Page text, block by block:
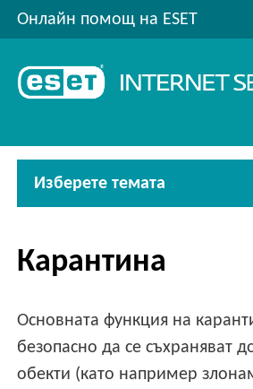
Онлайн помощ на ESET
Изберете темата
Карантина
Основната функция на
безопасно да се съхраняват
обекти (като например